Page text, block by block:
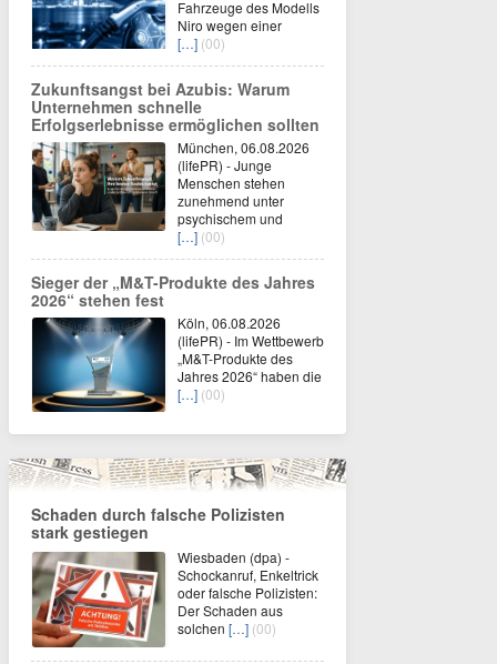
Fahrzeuge des Modells
Niro wegen einer
[…] (00)
Zukunftsangst bei Azubis: Warum
Unternehmen schnelle
Erfolgserlebnisse ermöglichen sollten
München, 06.08.2026
(lifePR) - Junge
Menschen stehen
zunehmend unter
psychischem und
[…] (00)
Sieger der „M&T-Produkte des Jahres
2026“ stehen fest
Köln, 06.08.2026
(lifePR) - Im Wettbewerb
„M&T-Produkte des
Jahres 2026“ haben die
[…] (00)
Schaden durch falsche Polizisten
stark gestiegen
Wiesbaden (dpa) -
Schockanruf, Enkeltrick
oder falsche Polizisten:
Der Schaden aus
solchen […] (00)